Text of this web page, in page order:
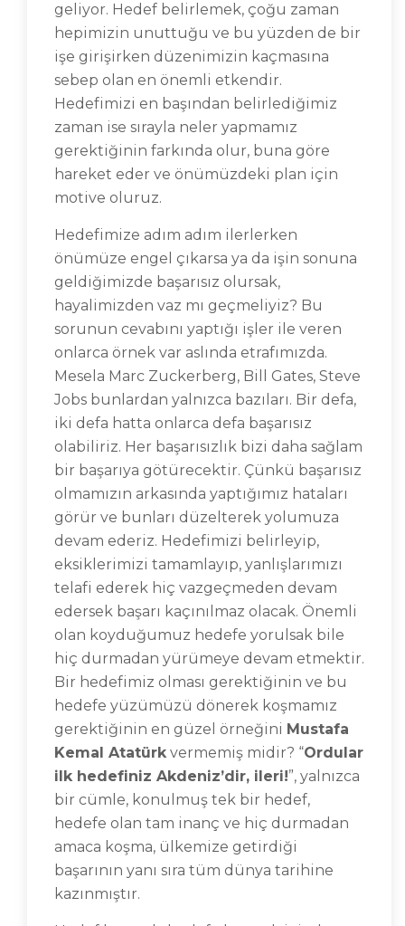
geliyor. Hedef belirlemek, çoğu zaman
hepimizin unuttuğu ve bu yüzden de bir
işe girişirken düzenimizin kaçmasına
sebep olan en önemli etkendir.
Hedefimizi en başından belirlediğimiz
zaman ise sırayla neler yapmamız
gerektiğinin farkında olur, buna göre
hareket eder ve önümüzdeki plan için
motive oluruz.
Hedefimize adım adım ilerlerken
önümüze engel çıkarsa ya da işin sonuna
geldiğimizde başarısız olursak,
hayalimizden vaz mı geçmeliyiz? Bu
sorunun cevabını yaptığı işler ile veren
onlarca örnek var aslında etrafımızda.
Mesela Marc Zuckerberg, Bill Gates, Steve
Jobs bunlardan yalnızca bazıları. Bir defa,
iki defa hatta onlarca defa başarısız
olabiliriz. Her başarısızlık bizi daha sağlam
bir başarıya götürecektir. Çünkü başarısız
olmamızın arkasında yaptığımız hataları
görür ve bunları düzelterek yolumuza
devam ederiz. Hedefimizi belirleyip,
eksiklerimizi tamamlayıp, yanlışlarımızı
telafi ederek hiç vazgeçmeden devam
edersek başarı kaçınılmaz olacak. Önemli
olan koyduğumuz hedefe yorulsak bile
hiç durmadan yürümeye devam etmektir.
Bir hedefimiz olması gerektiğinin ve bu
hedefe yüzümüzü dönerek koşmamız
gerektiğinin en güzel örneğini Mustafa
Kemal Atatürk vermemiş midir? “Ordular
ilk hedefiniz Akdeniz’dir, ileri!”, yalnızca
bir cümle, konulmuş tek bir hedef,
hedefe olan tam inanç ve hiç durmadan
amaca koşma, ülkemize getirdiği
başarının yanı sıra tüm dünya tarihine
kazınmıştır.